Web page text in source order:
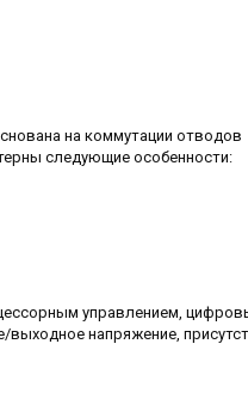
на коммутации отводов
следующие особенности:
управлением,
напряжение,